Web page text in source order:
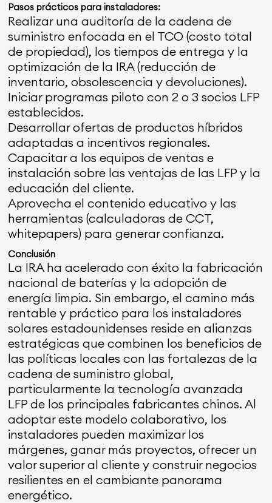
Pasos prácticos para instaladores:
Realizar una auditoría de la cadena de
suministro enfocada en el TCO (costo total
de propiedad), los tiempos de entrega y la
optimización de la IRA (reducción de
inventario, obsolescencia y devoluciones).
Iniciar programas piloto con 2 o 3 socios LFP
establecidos.
Desarrollar ofertas de productos híbridos
adaptadas a incentivos regionales.
Capacitar a los equipos de ventas e
instalación sobre las ventajas de las LFP y la
educación del cliente.
Aprovecha el contenido educativo y las
herramientas (calculadoras de CCT,
whitepapers) para generar confianza.
Conclusión
La IRA ha acelerado con éxito la fabricación
nacional de baterías y la adopción de
energía limpia. Sin embargo, el camino más
rentable y práctico para los instaladores
solares estadounidenses reside en alianzas
estratégicas que combinen los beneficios de
las políticas locales con las fortalezas de la
cadena de suministro global,
particularmente la tecnología avanzada
LFP de los principales fabricantes chinos. Al
adoptar este modelo colaborativo, los
instaladores pueden maximizar los
márgenes, ganar más proyectos, ofrecer un
valor superior al cliente y construir negocios
resilientes en el cambiante panorama
energético.